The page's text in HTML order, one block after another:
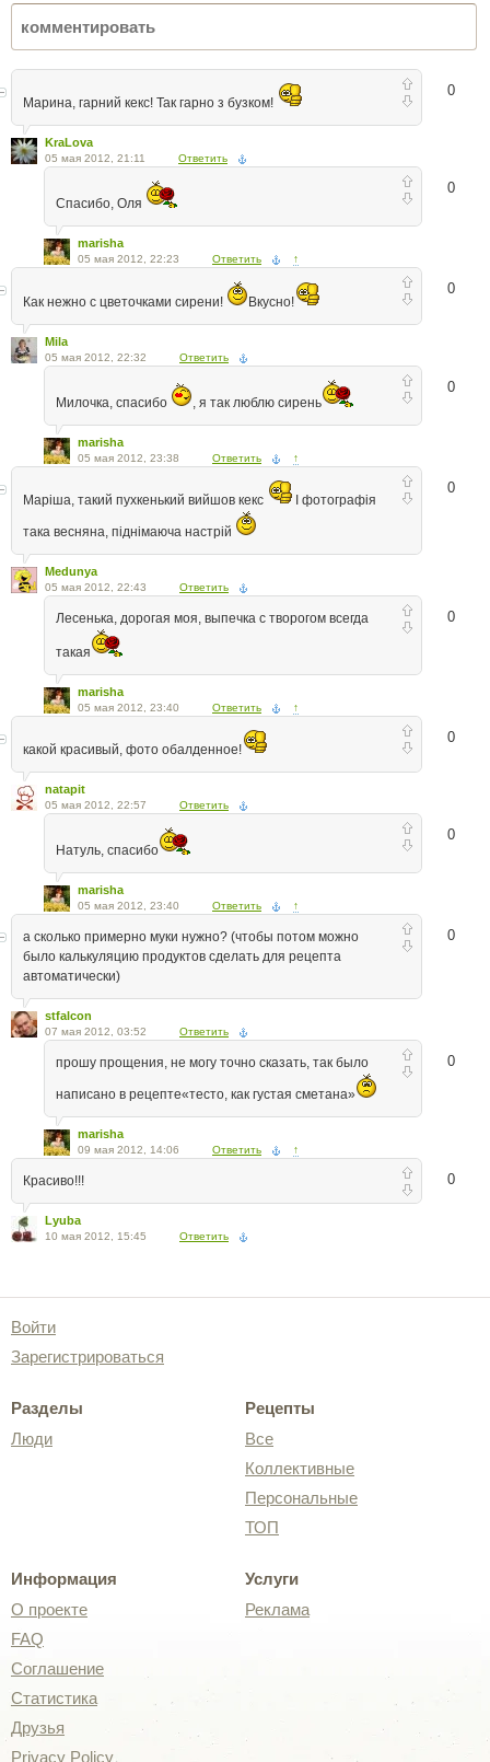
0
Марина, гарний кекс! Так гарно з бузком!
KraLova
05 мая 2012, 21:11 Ответить
0
Спасибо, Оля
marisha
05 мая 2012, 22:23 Ответить ↑
0
Как нежно с цветочками сирени! Вкусно!
Mila
05 мая 2012, 22:32 Ответить
0
Милочка, спасибо , я так люблю сирень
marisha
05 мая 2012, 23:38 Ответить ↑
0
Маріша, такий пухкенький вийшов кекс І фотографія
така весняна, піднімаюча настрій
Medunya
05 мая 2012, 22:43 Ответить
0
Лесенька, дорогая моя, выпечка с творогом всегда
такая
marisha
05 мая 2012, 23:40 Ответить ↑
0
какой красивый, фото обалденное!
natapit
05 мая 2012, 22:57 Ответить
0
Натуль, спасибо
marisha
05 мая 2012, 23:40 Ответить ↑
0
а сколько примерно муки нужно? (чтобы потом можно
было калькуляцию продуктов сделать для рецепта
автоматически)
stfalcon
07 мая 2012, 03:52 Ответить
0
прошу прощения, не могу точно сказать, так было
написано в рецепте«тесто, как густая сметана»
marisha
09 мая 2012, 14:06 Ответить ↑
0
Красиво!!!
Lyuba
10 мая 2012, 15:45 Ответить
Войти
Зарегистрироваться
Разделы
Люди
Рецепты
Все
Коллективные
Персональные
ТОП
Информация
О проекте
FAQ
Соглашение
Статистика
Друзья
Privacy Policy
Услуги
Реклама